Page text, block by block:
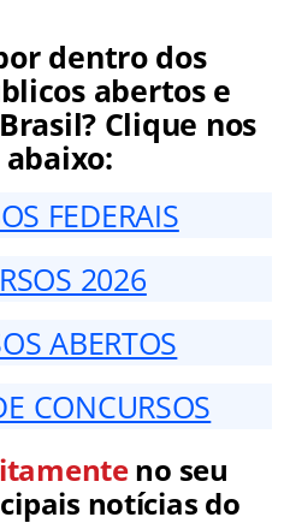
dentro dos
abertos e
Clique nos
FEDERAIS
2026
ABERTOS
CONCURSOS
no seu
notícias do